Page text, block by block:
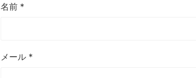
名前 *
メール *